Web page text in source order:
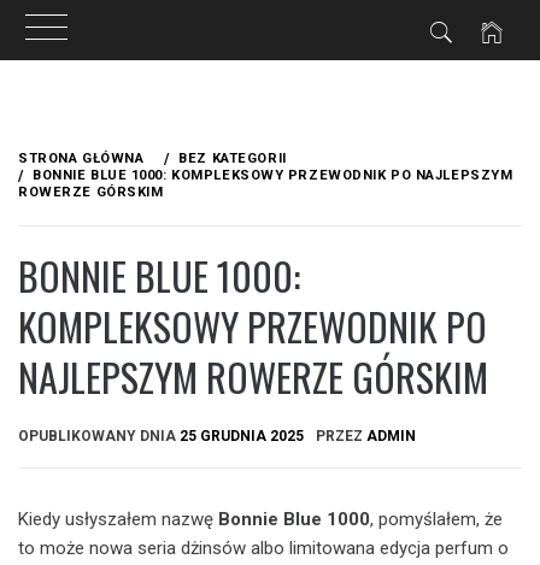
treści
STRONA GŁÓWNA
BEZ KATEGORII
BONNIE BLUE 1000: KOMPLEKSOWY PRZEWODNIK PO NAJLEPSZYM
ROWERZE GÓRSKIM
BONNIE BLUE 1000:
KOMPLEKSOWY PRZEWODNIK PO
NAJLEPSZYM ROWERZE GÓRSKIM
OPUBLIKOWANY DNIA 25 GRUDNIA 2025 PRZEZ ADMIN
Kiedy usłyszałem nazwę Bonnie Blue 1000, pomyślałem, że
to może nowa seria dżinsów albo limitowana edycja perfum o